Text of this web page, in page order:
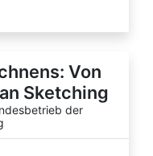
Von
Sketching
der